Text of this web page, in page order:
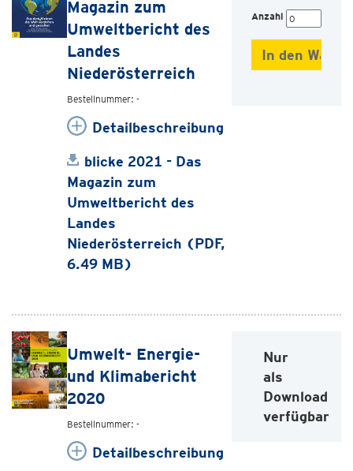
Magazin zum
Umweltbericht des
Landes
Niederösterreich
Bestellnummer: -
Detailbeschreibung
blicke 2021 - Das
Magazin zum
Umweltbericht des
Landes
Niederösterreich (PDF,
6.49 MB)
Anzahl
Umwelt- Energie-
und Klimabericht
2020
Bestellnummer: -
Detailbeschreibung
Nur
als
Download
verfügbar